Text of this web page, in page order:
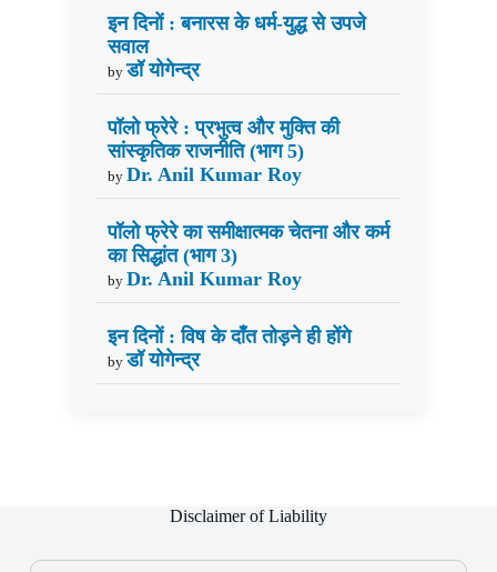
इन दिनों : बनारस के धर्म-युद्ध से उपजे
सवाल
by डॉ योगेन्द्र
पॉलो फ्रेरे : प्रभुत्व और मुक्ति की
सांस्कृतिक राजनीति (भाग 5)
by Dr. Anil Kumar Roy
पॉलो फ्रेरे का समीक्षात्मक चेतना और कर्म
का सिद्धांत (भाग 3)
by Dr. Anil Kumar Roy
इन दिनों : विष के दाँत तोड़ने ही होंगे
by डॉ योगेन्द्र
Disclaimer of Liability